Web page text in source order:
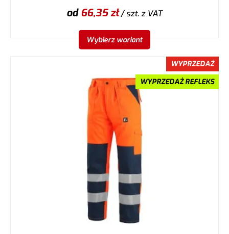
od66,35zł/ szt.z VAT
Wybierz wariant
WYPRZEDAŻ
WYPRZEDAŻ REFLEKS